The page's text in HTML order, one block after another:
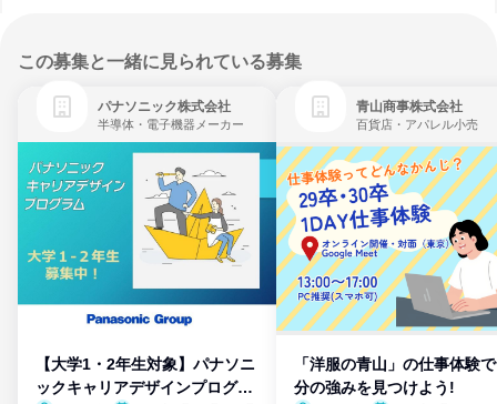
この募集と一緒に見られている募集
パナソニック株式会社
半導体・電子機器メーカー
【大学1・2年生対象】パナソニ
ックキャリアデザインプログラ
青山商事株式会社
百貨店・アパレル小売
「洋服の青山」の仕事体験
分の強みを見つけよう!